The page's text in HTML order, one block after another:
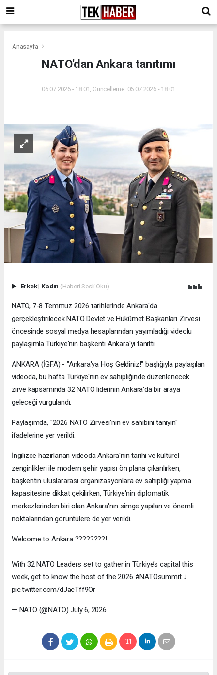
Anasayfa
NATO'dan Ankara tanıtımı
06.07.2026 - 18:01, Güncelleme: 06.07.2026 - 18:01
Erkek| Kadın (Haberi Sesli Oku)
NATO, 7-8 Temmuz 2026 tarihlerinde Ankara'da
gerçekleştirilecek NATO Devlet ve Hükûmet Başkanları Zirvesi
öncesinde sosyal medya hesaplarından yayımladığı videolu
paylaşımla Türkiye'nin başkenti Ankara'yı tanıttı.
ANKARA (İGFA) - "Ankara'ya Hoş Geldiniz!" başlığıyla paylaşılan
videoda, bu hafta Türkiye'nin ev sahipliğinde düzenlenecek
zirve kapsamında 32 NATO liderinin Ankara'da bir araya
geleceği vurgulandı.
Paylaşımda, "2026 NATO Zirvesi'nin ev sahibini tanıyın"
ifadelerine yer verildi.
İngilizce hazırlanan videoda Ankara'nın tarihi ve kültürel
zenginlikleri ile modern şehir yapısı ön plana çıkarılırken,
başkentin uluslararası organizasyonlara ev sahipliği yapma
kapasitesine dikkat çekilirken, Türkiye'nin diplomatik
merkezlerinden biri olan Ankara'nın simge yapıları ve önemli
noktalarından görüntülere de yer verildi.
Welcome to Ankara ????????!
With 32 NATO Leaders set to gather in Türkiye’s capital this
week, get to know the host of the 2026 #NATOsummit ↓
pic.twitter.com/dJacTff9Or
— NATO (@NATO) July 6, 2026